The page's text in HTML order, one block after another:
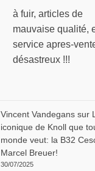
à fuir, articles de
mauvaise qualité,
service apres-
désastreux !!!
Vincent Vandeganssur
iconique de Knoll que
monde veut: la B32
Marcel Breuer!
30/07/2025